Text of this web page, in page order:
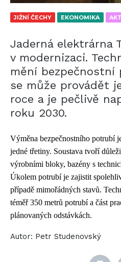
JIŽNÍ ČECHY EKONOMIKA
Jaderná elektrárna
v modernizaci.
mění bezpečnostní
se může provádět
roce a je pečlivě
roku 2030.
Výměna bezpečnostního potrubí
jedné třetiny. Soustava tvoří
výrobními bloky, bazény s
Úkolem potrubí je zajistit
případě mimořádných stavů.
téměř 350 metrů potrubí a část
plánovaných odstávkách.
Autor: Petr Studenovský